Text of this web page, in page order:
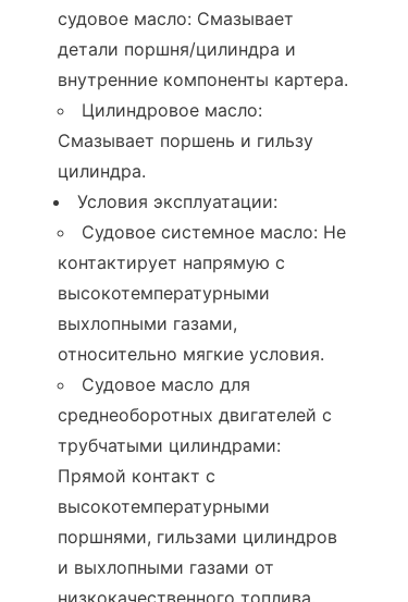
судовое масло: Смазывает
детали поршня/цилиндра и
внутренние компоненты картера.
Цилиндровое масло:
Смазывает поршень и гильзу
цилиндра.
Условия эксплуатации:
Судовое системное масло: Не
контактирует напрямую с
высокотемпературными
выхлопными газами,
относительно мягкие условия.
Судовое масло для
среднеоборотных двигателей с
трубчатыми цилиндрами:
Прямой контакт с
высокотемпературными
поршнями, гильзами цилиндров
и выхлопными газами от
низкокачественного топлива.